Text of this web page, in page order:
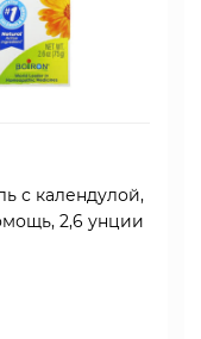
с календулой,
2,6 унции